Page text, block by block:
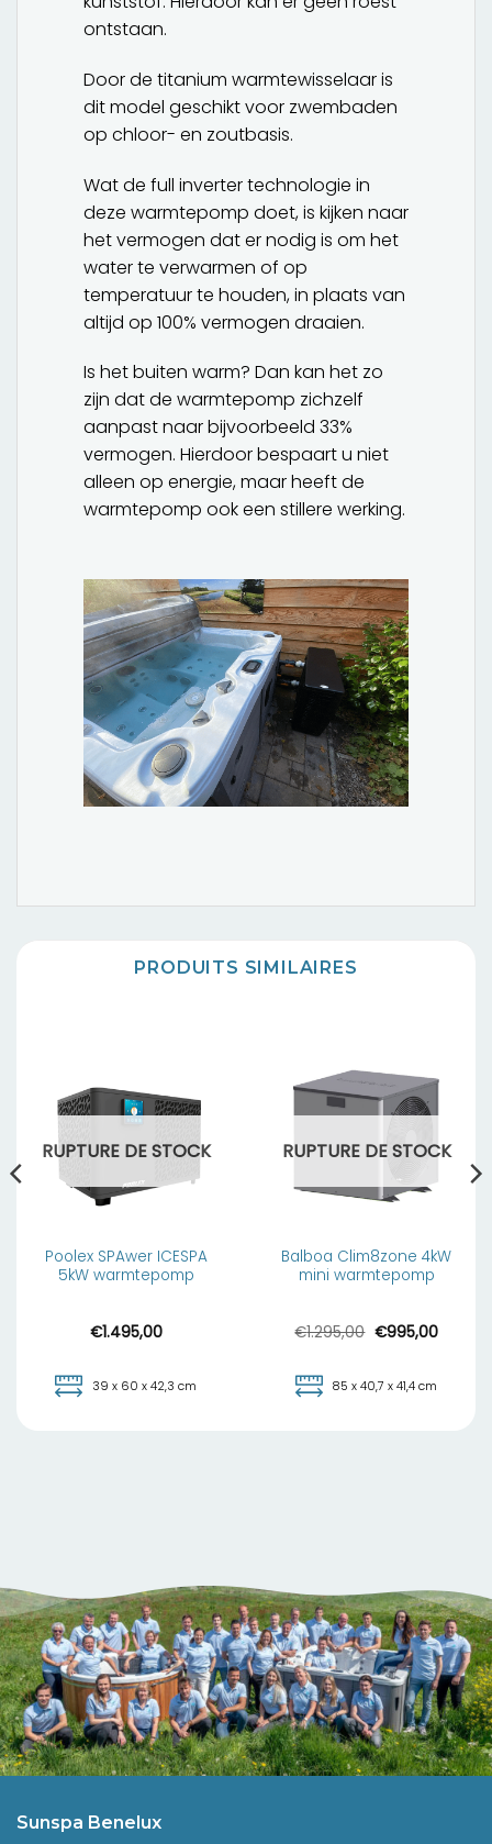
ontstaan.
Door de titanium warmtewisselaar is
dit model geschikt voor zwembaden
op chloor- en zoutbasis.
Wat de full inverter technologie in
deze warmtepomp doet, is kijken naar
het vermogen dat er nodig is om het
water te verwarmen of op
temperatuur te houden, in plaats van
altijd op 100% vermogen draaien.
Is het buiten warm? Dan kan het zo
zijn dat de warmtepomp zichzelf
aanpast naar bijvoorbeeld 33%
vermogen. Hierdoor bespaart u niet
alleen op energie, maar heeft de
warmtepomp ook een stillere werking.
PRODUITS SIMILAIRES
RUPTURE DE STOCK
Poolex SPAwer ICESPA
5kW warmtepomp
€1.495,00
39 x 60 x 42,3 cm
RUPTURE DE STOCK
Balboa Clim8zone 4kW
mini warmtepomp
€1.295,00 Le
€1.295,00.
€995,00Le
85 x 40,7 x 41,4 cm
Sunspa Benelux